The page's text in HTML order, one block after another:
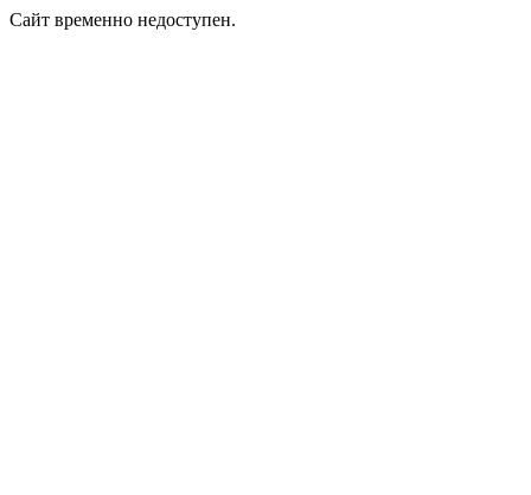
Сайт временно недоступен.